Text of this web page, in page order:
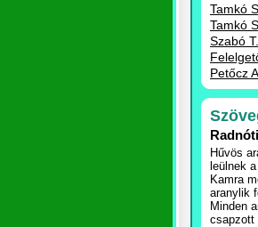
Tamkó
Tamkó
Szabó
Petőcz
Hűvös
leülnek
Kamra
aranylik
Minden
csapzott